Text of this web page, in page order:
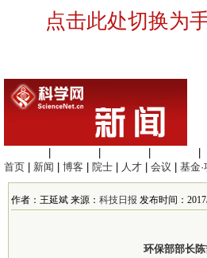
点击此处切换为
首页
新闻 博客 院士 人才 会议 基金·
作者：王延斌 来源： 科技日报 发布时间：
环保部部长